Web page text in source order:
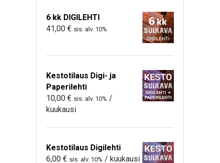
6 kk DIGILEHTI
41,00 € sis. alv. 10%
Kestotilaus Digi- ja
Paperilehti
10,00 € sis. alv. 10% /
kuukausi
Kestotilaus Digilehti
6,00 € sis. alv. 10% / kuukausi